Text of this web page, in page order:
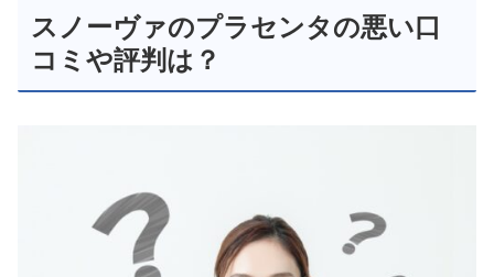
スノーヴァのプラセンタの悪い口
コミや評判は？